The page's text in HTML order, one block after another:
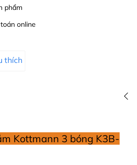
phẩm
online
thích
Kottmann 3 bóng K3B-